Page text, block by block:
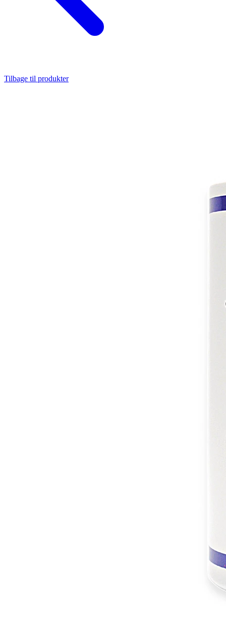
Tilbage til produkter